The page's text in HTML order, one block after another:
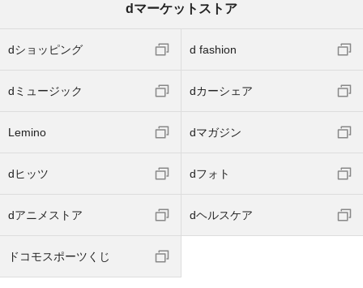
dマーケットストア
dショッピング d fashion
dミュージック dカーシェア
Lemino dマガジン
dヒッツ dフォト
dアニメストア dヘルスケア
ドコモスポーツくじ